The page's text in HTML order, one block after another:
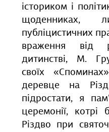
істориком і
щоденниках,
публіцистичних
враження від
дитинстві, М.
своїх
деревце на
підростати, я
церемонії, котрі
Різдво при